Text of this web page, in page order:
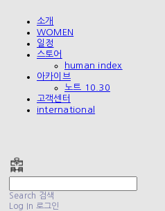
소개
WOMEN
일정
스토어
human index
아카이브
노트 10.30
고객센터
international
Search 검색
Log In 로그인